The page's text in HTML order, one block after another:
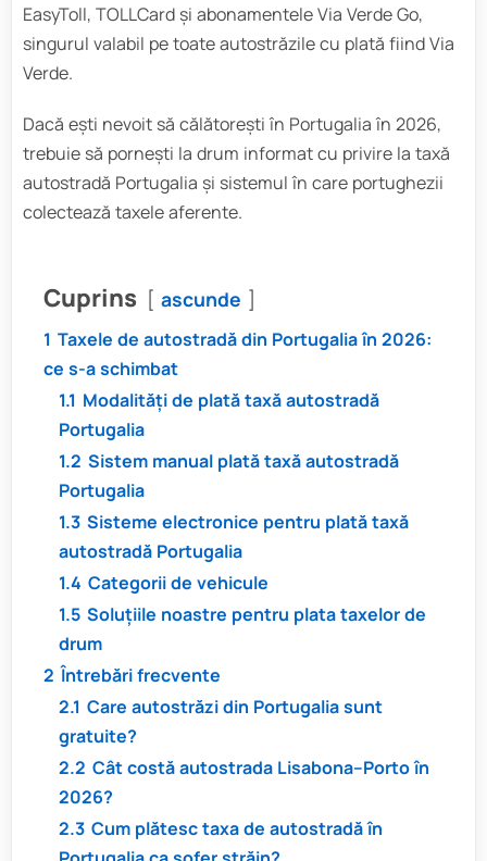
EasyToll, TOLLCard și abonamentele Via Verde Go,
singurul valabil pe toate autostrăzile cu plată fiind Via
Verde.
Dacă ești nevoit să călătorești în Portugalia în 2026,
trebuie să pornești la drum informat cu privire la taxă
autostradă Portugalia și sistemul în care portughezii
colectează taxele aferente.
Cuprins ascunde
1 Taxele de autostradă din Portugalia în 2026:
ce s-a schimbat
1.1 Modalități de plată taxă autostradă
Portugalia
1.2 Sistem manual plată taxă autostradă
Portugalia
1.3 Sisteme electronice pentru plată taxă
autostradă Portugalia
1.4 Categorii de vehicule
1.5 Soluțiile noastre pentru plata taxelor de
drum
2 Întrebări frecvente
2.1 Care autostrăzi din Portugalia sunt
gratuite?
2.2 Cât costă autostrada Lisabona–Porto în
2026?
2.3 Cum plătesc taxa de autostradă în